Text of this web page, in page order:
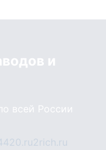
и
всей России
2rich.ru